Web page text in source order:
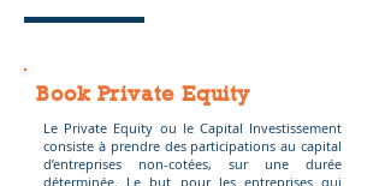
Book Private Equity
Le Private Equity ou le Capital Investissement
consiste à prendre des participations au capital
d’entreprises non-cotées, sur une durée
déterminée. Le but pour les entreprises qui